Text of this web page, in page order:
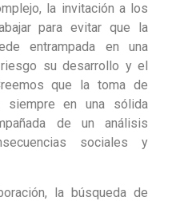
la invitación a los
para evitar que la
entrampada en una
su desarrollo y el
que la toma de
siempre en una sólida
de un análisis
sociales y
la búsqueda de